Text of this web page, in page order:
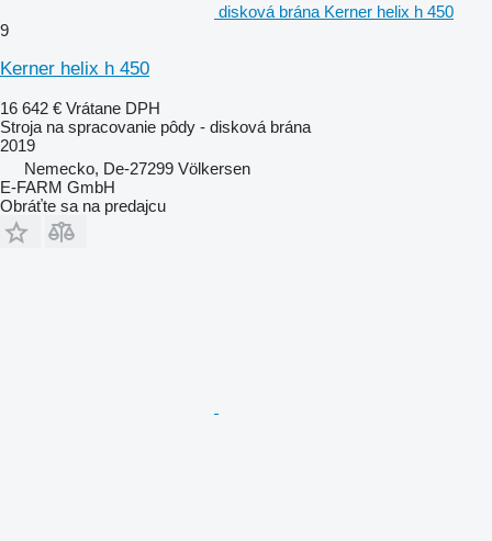
disková brána Kerner helix h 450
9
Kerner helix h 450
16 642 € Vrátane DPH
Stroja na spracovanie pôdy - disková brána
2019
Nemecko, De-27299 Völkersen
E-FARM GmbH
Obráťte sa na predajcu